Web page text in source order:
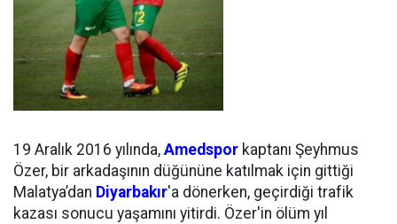
19 Aralık 2016 yılında, Amedspor kaptanı Şeyhmus
Özer, bir arkadaşının düğününe katılmak için gittiği
Malatya’dan Diyarbakır'a dönerken, geçirdiği trafik
kazası sonucu yaşamını yitirdi. Özer'in ölüm yıl